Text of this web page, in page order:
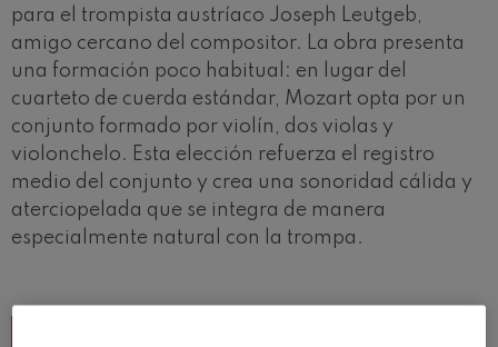
para el trompista austríaco Joseph Leutgeb,
amigo cercano del compositor. La obra presenta
una formación poco habitual: en lugar del
cuarteto de cuerda estándar, Mozart opta por un
conjunto formado por violín, dos violas y
violonchelo. Esta elección refuerza el registro
medio del conjunto y crea una sonoridad cálida y
aterciopelada que se integra de manera
especialmente natural con la trompa.